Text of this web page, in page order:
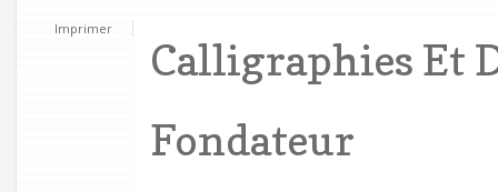
Imprimer
Calligraphies Et
Fondateur